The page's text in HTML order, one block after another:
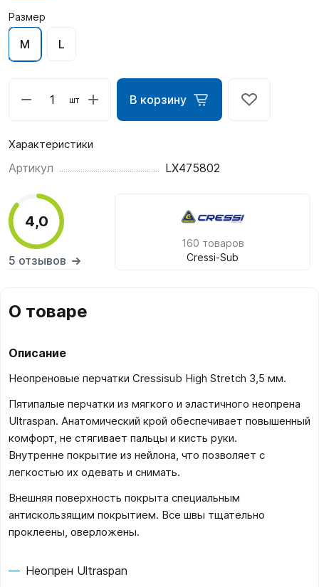
Размер
M L
шт В корзину
Характеристики
Артикул LX475802
4,0
5 отзывов
160 товаров
Cressi-Sub
О товаре
Описание
Неопреновые перчатки Cressisub High Stretch 3,5 мм.
Пятипалые перчатки из мягкого и эластичного неопрена
Ultraspan. Анатомический крой обеспечивает повышенный
комфорт, не стягивает пальцы и кисть руки.
Внутренне покрытие из нейлона, что позволяет с
легкостью их одевать и снимать.
Внешняя поверхность покрыта специальным
антискользящим покрытием. Все швы тщательно
проклеены, оверложены.
Неопрен Ultraspan